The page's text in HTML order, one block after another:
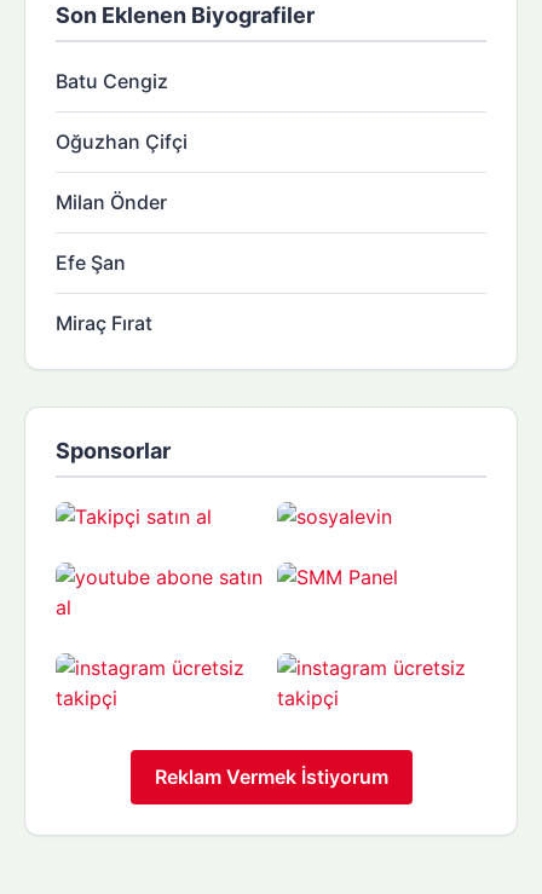
Son Eklenen Biyografiler
Batu Cengiz
Oğuzhan Çifçi
Milan Önder
Efe Şan
Miraç Fırat
Sponsorlar
Reklam Vermek İstiyorum